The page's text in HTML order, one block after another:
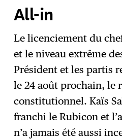
All-in
Le licenciement du
et le niveau extrême
Président et les partis
le 24 août prochain, le
constitutionnel. Kaïs
franchi le Rubicon et
n’a jamais été aussi